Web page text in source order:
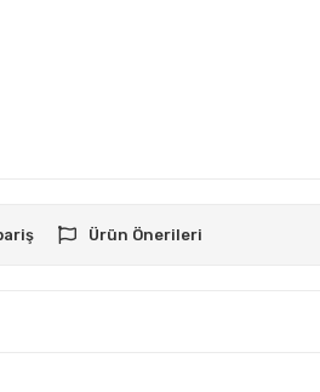
Ürün Önerileri